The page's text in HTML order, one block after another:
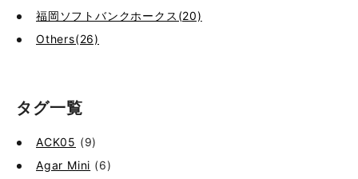
福岡ソフトバンクホークス(20)
Others(26)
タグ一覧
ACK05 (9)
Agar Mini (6)